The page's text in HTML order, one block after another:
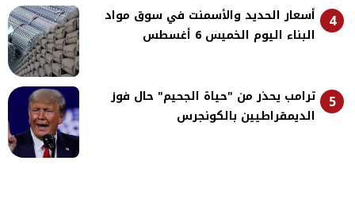
4
أسعار الحديد والأسمنت في سوق مواد
البناء اليوم الخميس 6 أغسطس
5
ترامب يحذر من "حياة الجحيم" حال فوز
الديمقراطيين بالكونجرس